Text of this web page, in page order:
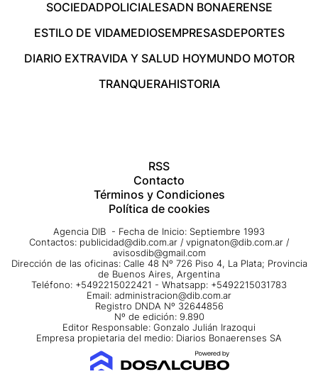
SOCIEDADPOLICIALESADN BONAERENSE
ESTILO DE VIDAMEDIOSEMPRESASDEPORTES
DIARIO EXTRAVIDA Y SALUD HOYMUNDO MOTOR
TRANQUERAHISTORIA
RSS
Contacto
Términos y Condiciones
Política de cookies
Agencia DIB - Fecha de Inicio: Septiembre 1993
Contactos: publicidad@dib.com.ar / vpignaton@dib.com.ar /
avisosdib@gmail.com
Dirección de las oficinas: Calle 48 Nº 726 Piso 4, La Plata; Provincia
de Buenos Aires, Argentina
Teléfono: +5492215022421 - Whatsapp: +5492215031783
Email: administracion@dib.com.ar
Registro DNDA Nº 32644856
Nº de edición: 9.890
Editor Responsable: Gonzalo Julián Irazoqui
Empresa propietaria del medio: Diarios Bonaerenses SA